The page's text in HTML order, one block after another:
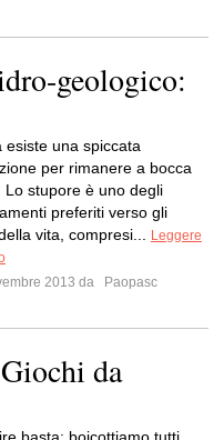
geologico:
esiste una spiccata
per rimanere a bocca
Lo stupore è uno degli
preferiti verso gli
vita, compresi...
Leggere
2013 da
Paopasc
da